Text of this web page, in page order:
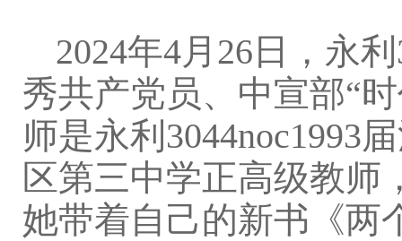
2024年4月26日，永
秀共产党员、中宣部“
师是永利3044noc1993
区第三中学正高级教师
她带着自己的新书《两